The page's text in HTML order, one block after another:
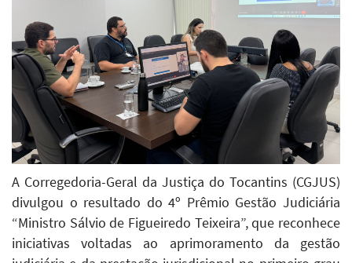
A Corregedoria-Geral da Justiça do Tocantins (CGJUS)
divulgou o resultado do 4º Prêmio Gestão Judiciária
“Ministro Sálvio de Figueiredo Teixeira”, que reconhece
iniciativas voltadas ao aprimoramento da gestão